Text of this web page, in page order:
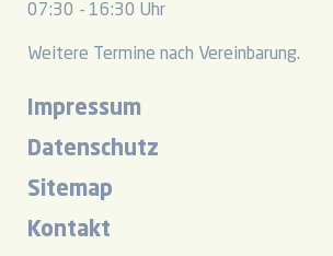
07:30 - 16:30 Uhr
Weitere Termine nach Vereinbarung.
Impressum
Datenschutz
Sitemap
Kontakt